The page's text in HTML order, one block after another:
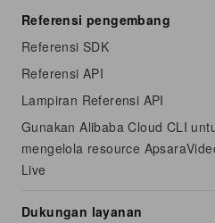
Referensi pengembang
Referensi SDK
Referensi API
Lampiran Referensi API
Gunakan Alibaba Cloud CLI
mengelola resource
Live
Dukungan layanan